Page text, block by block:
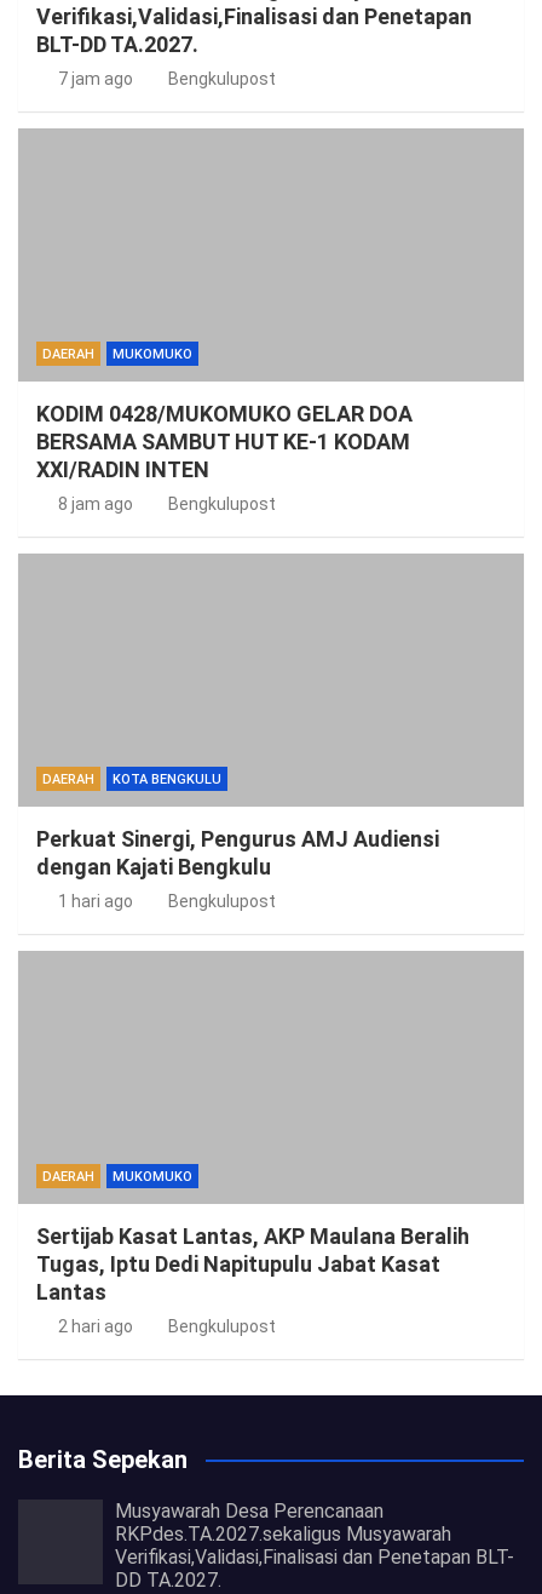
Verifikasi,Validasi,Finalisasi dan Penetapan
BLT-DD TA.2027.
7 jam ago Bengkulupost
DAERAH MUKOMUKO
KODIM 0428/MUKOMUKO GELAR DOA
BERSAMA SAMBUT HUT KE-1 KODAM
XXI/RADIN INTEN
8 jam ago Bengkulupost
DAERAH KOTA BENGKULU
Perkuat Sinergi, Pengurus AMJ Audiensi
dengan Kajati Bengkulu
1 hari ago Bengkulupost
DAERAH MUKOMUKO
Sertijab Kasat Lantas, AKP Maulana Beralih
Tugas, Iptu Dedi Napitupulu Jabat Kasat
Lantas
2 hari ago Bengkulupost
Berita Sepekan
Musyawarah Desa Perencanaan
RKPdes.TA.2027.sekaligus Musyawarah
Verifikasi,Validasi,Finalisasi dan Penetapan BLT-
DD TA.2027.